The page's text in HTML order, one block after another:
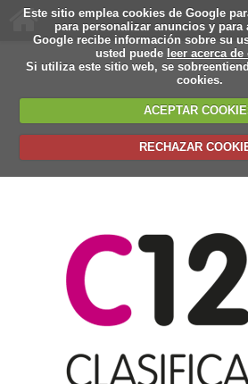
Este sitio emplea cookies de Google
para personalizar anuncios y para
Google recibe información sobre su
usted puede leer acerca
Si utiliza este sitio web, se
cookies.
ACEPTAR
RECHAZAR